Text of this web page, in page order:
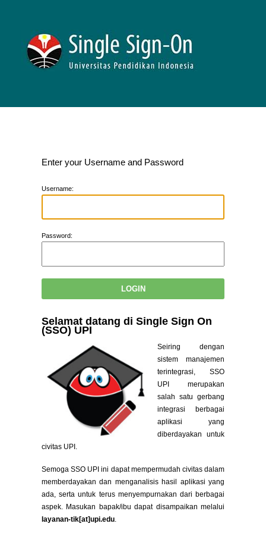
Enter your Username and Password
Username:
Password:
Selamat datang di Single Sign On
(SSO) UPI
Seiring dengan
sistem manajemen
terintegrasi, SSO
UPI merupakan
salah satu gerbang
integrasi berbagai
aplikasi yang
diberdayakan untuk
civitas UPI.
Semoga SSO UPI ini dapat mempermudah civitas dalam
memberdayakan dan menganalisis hasil aplikasi yang
ada, serta untuk terus menyempurnakan dari berbagai
aspek. Masukan bapak/ibu dapat disampaikan melalui
layanan-tik[at]upi.edu.